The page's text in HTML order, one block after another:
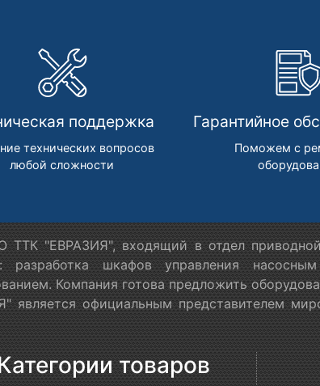
поддержка
технических вопросов
любой сложности
Гарантийное
Поможем с
"ЕВРАЗИЯ", входящий в отдел
разработка шкафов управления
Компания готова предложить
официальным представителем
товаров